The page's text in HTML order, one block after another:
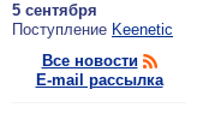
5 сентября
По­ступ­ле­ние Keenetic
Все новости
E-mail рассылка